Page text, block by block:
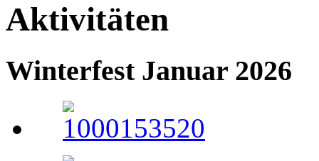
Aktivitäten
Winterfest Januar 2026